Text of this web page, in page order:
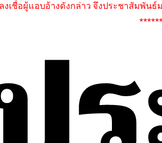
งเชื่อผู้แอบอ้างดังกล่าว จึงประชาสัมพันธ์